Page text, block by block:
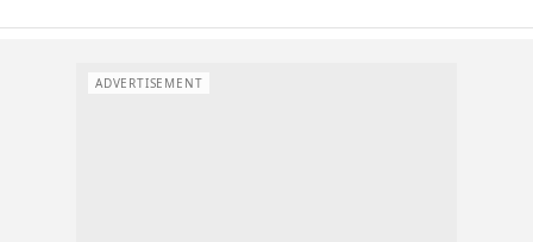
ADVERTISEMENT